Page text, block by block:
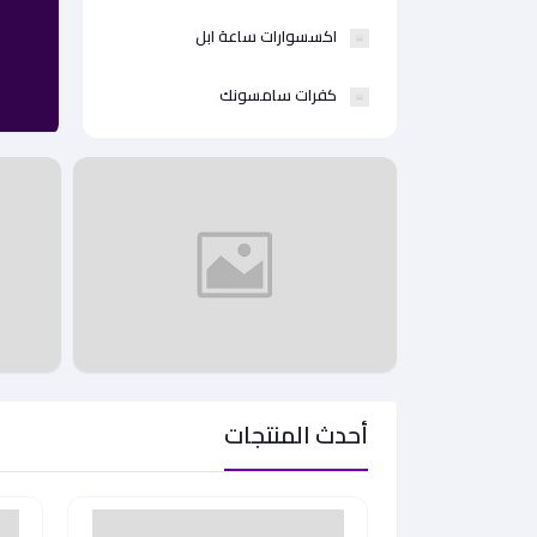
اكسسوارات ساعة ابل
كفرات سامسونك
أحدث المنتجات